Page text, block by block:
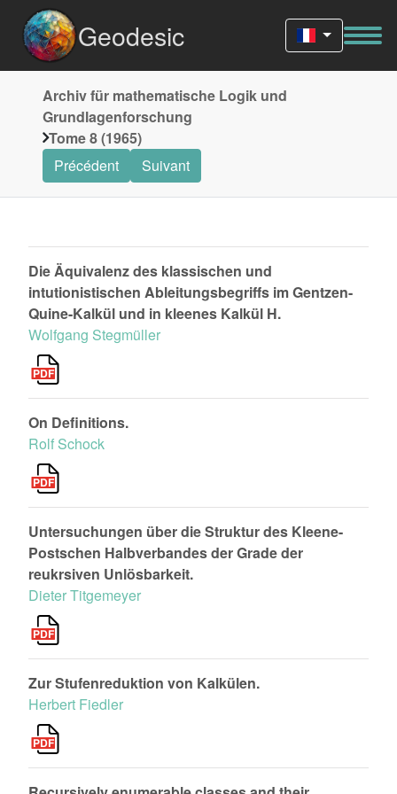
Geodesic
Archiv für mathematische Logik und
Grundlagenforschung
Tome 8 (1965)
Précédent
Suivant
Die Äquivalenz des klassischen und
intutionistischen Ableitungsbegriffs im Gentzen-
Quine-Kalkül und in kleenes Kalkül H.
Wolfgang Stegmüller
On Definitions.
Rolf Schock
Untersuchungen über die Struktur des Kleene-
Postschen Halbverbandes der Grade der
reukrsiven Unlösbarkeit.
Dieter Titgemeyer
Zur Stufenreduktion von Kalkülen.
Herbert Fiedler